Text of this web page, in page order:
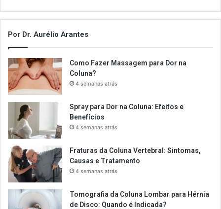
Por Dr. Aurélio Arantes
Como Fazer Massagem para Dor na
Coluna?
4 semanas atrás
Spray para Dor na Coluna: Efeitos e
Benefícios
4 semanas atrás
Fraturas da Coluna Vertebral: Sintomas,
Causas e Tratamento
4 semanas atrás
Tomografia da Coluna Lombar para Hérnia
de Disco: Quando é Indicada?